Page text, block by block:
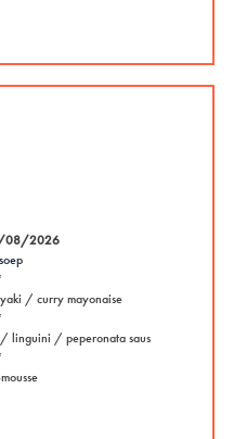
08/2026
/ curry mayonaise
linguini / peperonata saus